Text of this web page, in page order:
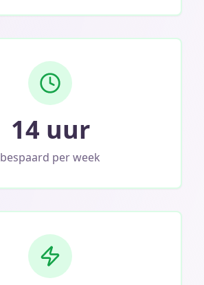
14 uur
bespaard per week